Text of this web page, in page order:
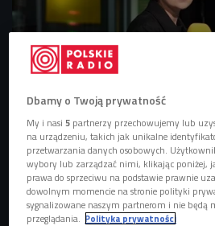
Kinga Sabak i Ula Kaczyńska Foto: Adam
Ula Kaczyńska książkę Kingi
ponad podziałami, ponad
pozytywne recenzje, Joanna Bator
"Myśliwski Queer". Debiutująca
Dbamy o Twoją prywatność
My i nasi5 partnerzy przechowujemy lub
na urządzeniu, takich jak unikalne
przetwarzania danych osobowych.
wybory lub zarządzać nimi, klikając poniżej,
prawa do sprzeciwu na podstawie prawnie
dowolnym momencie na stronie polityki
sygnalizowane naszym partnerom i nie będą
przeglądania. Polityka prywatności